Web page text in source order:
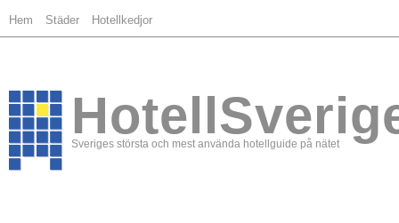
Hem Städer Hotellkedjor
Sveriges största och mest använda hotellguide på nätet